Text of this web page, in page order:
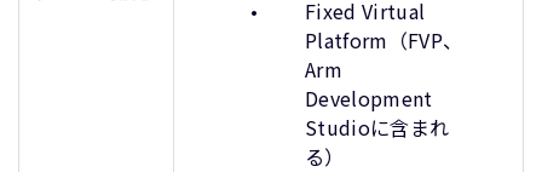
Fixed Virtual
Platform（FVP、
Arm
Development
Studioに含まれ
る）